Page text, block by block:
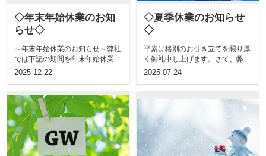
◇年末年始休業のお知
らせ◇
～年末年始休業のお知らせ～弊社
では下記の期間を年末年始休業と
させていただきます。2025年12
2025-12-22
◇夏季休業のお知らせ
◇
平素は格別のお引き立てを賜り厚
く御礼申し上げます。さて、弊社
では下記の期間、夏季休業とさせ
2025-07-24